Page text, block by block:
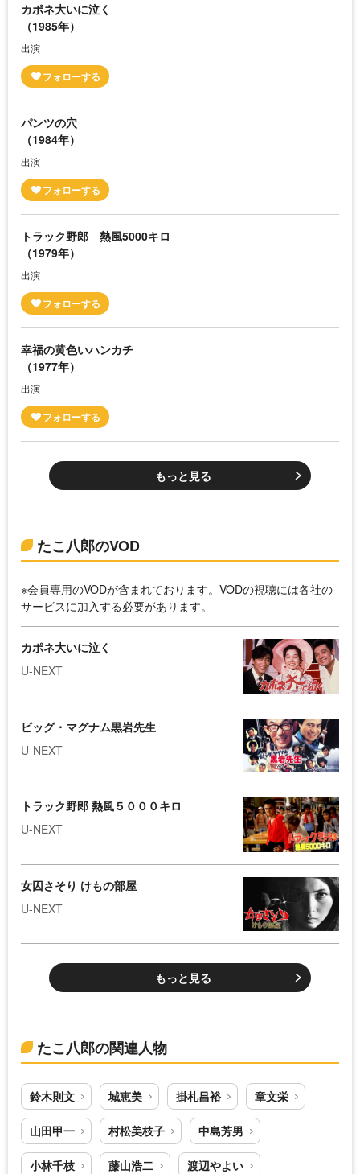
カポネ大いに泣く
（1985年）
出演
パンツの穴
（1984年）
出演
トラック野郎 熱風5000キロ
（1979年）
出演
幸福の黄色いハンカチ
（1977年）
出演
もっと見る
たこ八郎のVOD
※会員専用のVODが含まれております。VODの視聴には各社の
サービスに加入する必要があります。
カポネ大いに泣く
U-NEXT
ビッグ・マグナム黒岩先生
U-NEXT
トラック野郎 熱風５０００キロ
U-NEXT
女囚さそり けもの部屋
U-NEXT
もっと見る
たこ八郎の関連人物
鈴木則文 城恵美 掛札昌裕 章文栄
山田甲一 村松美枝子 中島芳男
小林千枝 藤山浩二 渡辺やよい